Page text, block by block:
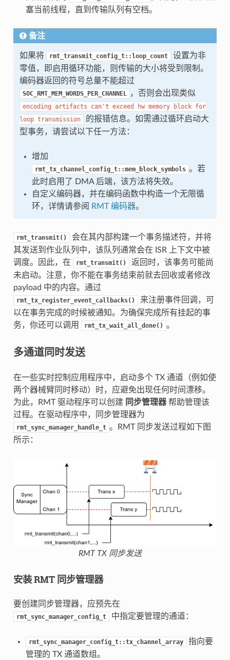
塞当前线程，直到传输队列有空档。
备注
如果将 rmt_transmit_config_t::loop_count
设置为非
零值，即启用循环功能，则传输的大小将受到限制。
编码器返回的符号总量不能超过
SOC_RMT_MEM_WORDS_PER_CHANNEL ，否则会出现类似
encoding artifacts can't exceed hw memory block for
loop transmission
的报错信息。如需通过循环启动大
型事务，请尝试以下任一方法：
增加
rmt_tx_channel_config_t::mem_block_symbols 。若
此时启用了 DMA 后端，该方法将失效。
自定义编码器，并在编码函数中构造一个无限循
环，详情请参阅
RMT 编码器。
rmt_transmit()
会在其内部构建一个事务描述符，并将
其发送到作业队列中，该队列通常会在 ISR 上下文中被
调度。因此，在
rmt_transmit()
返回时，该事务可能尚
未启动。注意，你不能在事务结束前就去回收或者修改
payload 中的内容。通过
rmt_tx_register_event_callbacks()
来注册事件回调，可
以在事务完成的时候被通知。为确保完成所有挂起的事
务，你还可以调用
rmt_tx_wait_all_done() 。
多通道同时发送
在一些实时控制应用程序中，启动多个 TX 通道（例如使
两个器械臂同时移动）时，应避免出现任何时间漂移。
为此，RMT 驱动程序可以创建 同步管理器帮助管理该
过程。在驱动程序中，同步管理器为
rmt_sync_manager_handle_t 。RMT 同步发送过程如下图
所示：
RMT TX 同步发送
安装 RMT 同步管理器
要创建同步管理器，应预先在
rmt_sync_manager_config_t 中指定要管理的通道：
rmt_sync_manager_config_t::tx_channel_array
指向要
管理的 TX 通道数组。